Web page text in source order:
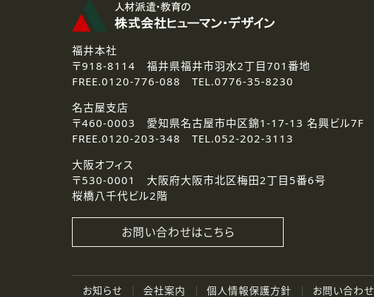
福井本社
〒918-8114 福井県福井市羽水2丁目701番地
FREE.0120-776-088 TEL.0776-35-8230
名古屋支店
〒460-0003 愛知県名古屋市中区錦1-17-13 名興ビル7F
FREE.0120-203-348 TEL.052-202-3113
大阪オフィス
〒530-0001 大阪府大阪市北区梅田2丁目5番6号
桜橋八千代ビル2階
お問い合わせはこちら
お知らせ 会社案内 個人情報保護方針 お問い合わせ